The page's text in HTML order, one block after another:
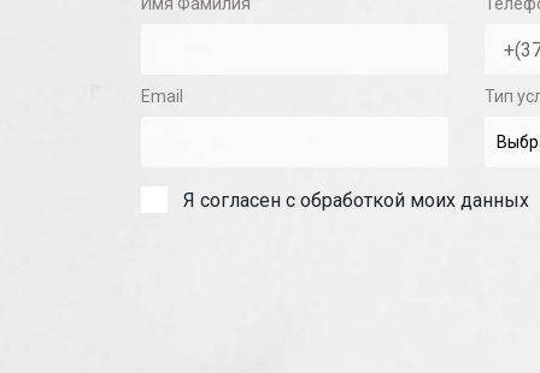
Имя Фамилия
Email Тип
Я согласен с обработкой моих данных